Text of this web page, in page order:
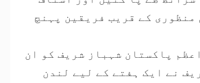
منظوری کے قریب فریقین پہنچ
پاکستان شہباز شریف کو ان
نے ایک ہفتے کے لیے لندن